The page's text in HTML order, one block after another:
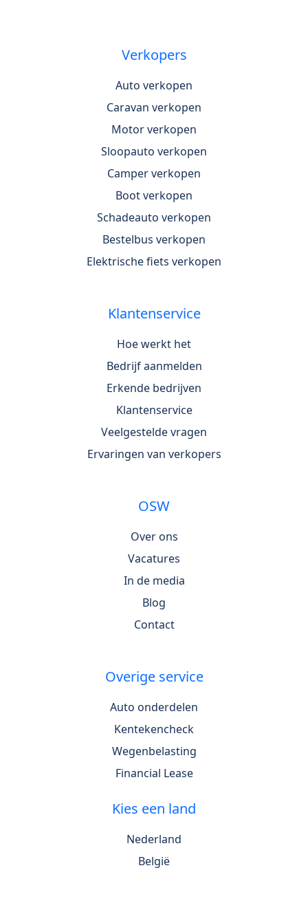
Verkopers
Auto verkopen
Caravan verkopen
Motor verkopen
Sloopauto verkopen
Camper verkopen
Boot verkopen
Schadeauto verkopen
Bestelbus verkopen
Elektrische fiets verkopen
Klantenservice
Hoe werkt het
Bedrijf aanmelden
Erkende bedrijven
Klantenservice
Veelgestelde vragen
Ervaringen van verkopers
OSW
Over ons
Vacatures
In de media
Blog
Contact
Overige service
Auto onderdelen
Kentekencheck
Wegenbelasting
Financial Lease
Kies een land
Nederland
België